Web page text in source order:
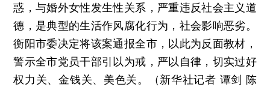
惑，与婚外女性发生性关系，严重违反社会主义道
德，是典型的生活作风腐化行为，社会影响恶劣。
衡阳市委决定将该案通报全市，以此为反面教材，
警示全市党员干部引以为戒，严以自律，切实过好
权力关、金钱关、美色关。（新华社记者 谭剑 陈